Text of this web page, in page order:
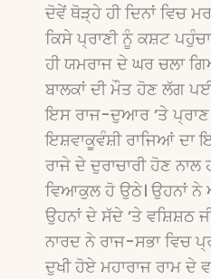
ਦੋਵੇਂ ਥੋੜ੍ਹੇ ਹੀ ਦਿਨਾਂ ਵਿਚ
ਕਿਸੇ ਪ੍ਰਾਣੀ ਨੂੰ ਕਸ਼ਟ
ਹੀ ਯਮਰਾਜ ਦੇ ਘਰ ਚਲਾ
ਬਾਲਕਾਂ ਦੀ ਮੌਤ ਹੋਣ ਲੱਗ
ਇਸ ਰਾਜ-ਦੁਆਰ ’ਤੇ ਪ੍ਰਾਣ
ਇਸ਼ਵਾਕੂਵੰਸ਼ੀ ਰਾਜਿਆਂ ਦਾ
ਰਾਜੇ ਦੇ ਦੁਰਾਚਾਰੀ ਹੋਣ
ਵਿਆਕੁਲ ਹੋ ਉਠੇ। ਉਹਨਾਂ ਨੇ
ਉਹਨਾਂ ਦੇ ਸੱਦੇ ’ਤੇ ਵਸ਼ਿਸ਼ਠ
ਨਾਰਦ ਨੇ ਰਾਜ-ਸਭਾ ਵਿਚ
ਦੁਖੀ ਹੋਏ ਮਹਾਰਾਜ ਰਾਮ